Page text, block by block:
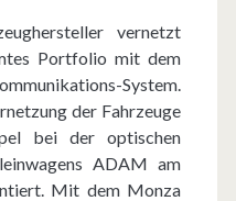
vernetzt
Portfolio mit dem
System.
der Fahrzeuge
bei der optischen
ADAM am
Mit dem Monza